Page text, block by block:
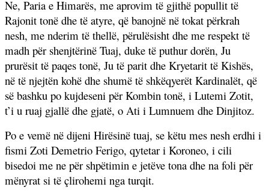
Ne, Paria e Himarës, me aprovim të gjithë popullit të
Rajonit tonë dhe të atyre, që banojnë në tokat përkrah
nesh, me nderim të thellë, përulësisht dhe me respekt të
madh për shenjtërinë Tuaj, duke të puthur dorën, Ju
prurësit të paqes tonë, Ju të parit dhe Kryetarit të Kishës,
në të njejtën kohë dhe shumë të shkëqyerët Kardinalët, që
së bashku po kujdeseni për Kombin tonë, i Lutemi Zotit,
t’i u ruaj gjallë dhe gjatë, o Ati i Lumnuem dhe Dinjitoz.
Po e vemë në dijeni Hirësinë tuaj, se këtu mes nesh erdhi i
fismi Zoti Demetrio Ferigo, qytetar i Koroneo, i cili
bisedoi me ne për shpëtimin e jetëve tona dhe na foli për
mënyrat si të çlirohemi nga turqit.